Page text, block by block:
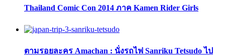
Thailand Comic Con 2014 ภาค Kamen Rider Girls
ตามรอยละคร Amachan : นั่งรถไฟ Sanriku Tetsudo ไป